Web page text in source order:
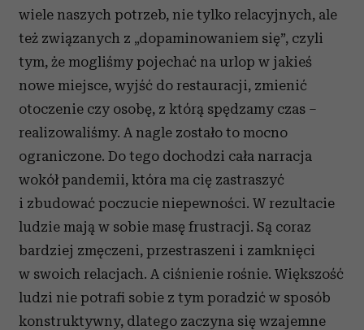
wiele naszych potrzeb, nie tylko relacyjnych, ale
też związanych z „dopaminowaniem się”, czyli
tym, że mogliśmy pojechać na urlop w jakieś
nowe miejsce, wyjść do restauracji, zmienić
otoczenie czy osobę, z którą spędzamy czas –
realizowaliśmy. A nagle zostało to mocno
ograniczone. Do tego dochodzi cała narracja
wokół pandemii, która ma cię zastraszyć
i zbudować poczucie niepewności. W rezultacie
ludzie mają w sobie masę frustracji. Są coraz
bardziej zmęczeni, przestraszeni i zamknięci
w swoich relacjach. A ciśnienie rośnie. Większość
ludzi nie potrafi sobie z tym poradzić w sposób
konstruktywny, dlatego zaczyna się wzajemne